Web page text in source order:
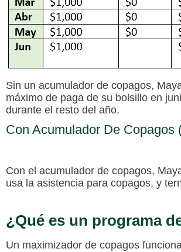
Sin un acumulador de copagos,
máximo de paga de su bolsillo en
durante el resto del año.
Con Acumulador De
Con el acumulador de copagos,
usa la asistencia para copagos, y
¿Qué es un programa
Un maximizador de copagos